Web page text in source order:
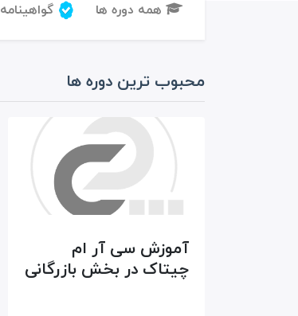
همه دوره ها گواهینامه
محبوب ترین دوره ها
آموزش سی آر ام
چیتاک در بخش بازرگانی